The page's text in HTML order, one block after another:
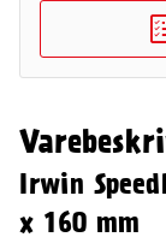
Irwin
x 160 mm